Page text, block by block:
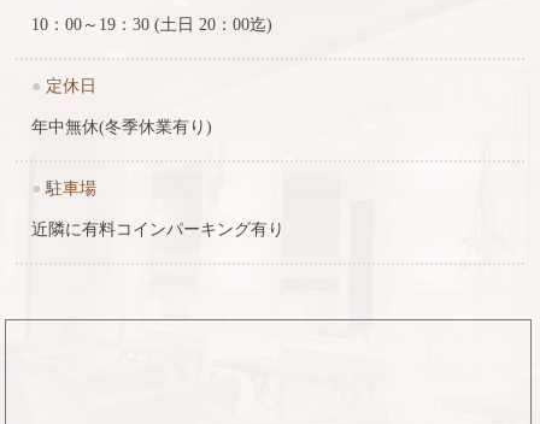
10：00～19：30 (土日 20：00迄)
● 定休日
年中無休(冬季休業有り)
● 駐車場
近隣に有料コインパーキング有り